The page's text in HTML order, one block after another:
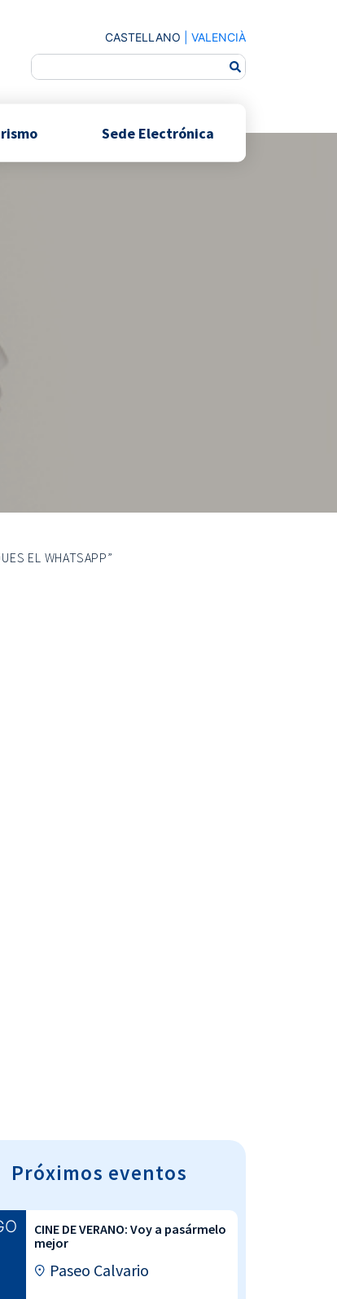
CASTELLANO VALENCIÀ
Sede Electrónica
EL WHATSAPP”
Próximos eventos
CINE DE VERANO: Voy a pasármelo
mejor
Paseo Calvario